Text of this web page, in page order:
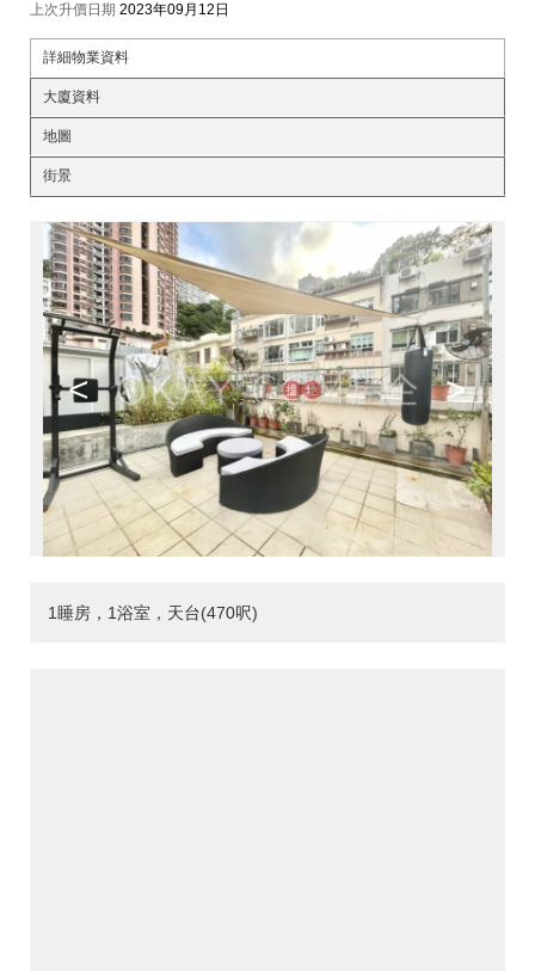
上次升價日期 2023年09月12日
詳細物業資料
大廈資料
地圖
街景
< >
1睡房，1浴室，天台(470呎)